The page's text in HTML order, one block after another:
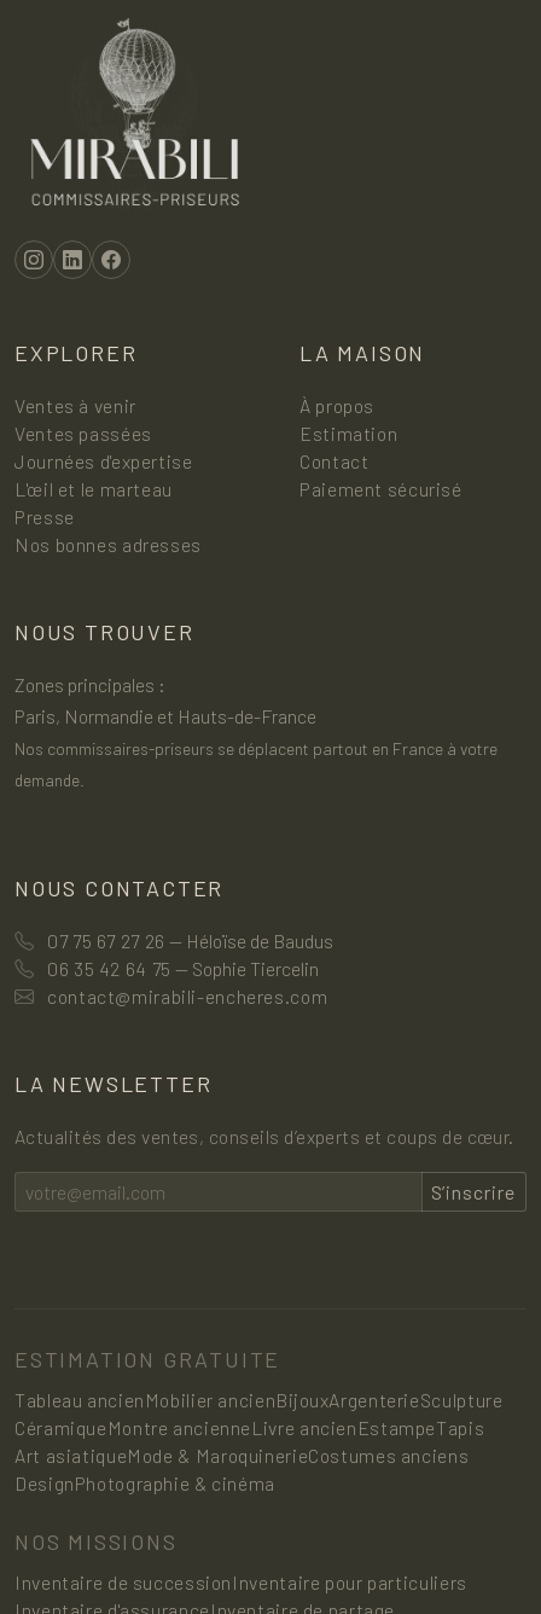
EXPLORER
Ventes à venir
Ventes passées
Journées d'expertise
L'œil et le marteau
Presse
Nos bonnes adresses
LA MAISON
À propos
Estimation
Contact
Paiement sécurisé
NOUS TROUVER
Zones principales :
Paris, Normandie et Hauts-de-France
Nos commissaires-priseurs se déplacent partout en France à votre
demande.
NOUS CONTACTER
07 75 67 27 26 — Héloïse de Baudus
06 35 42 64 75 — Sophie Tiercelin
contact@mirabili-encheres.com
LA NEWSLETTER
Actualités des ventes, conseils d’experts et coups de cœur.
S’inscrire
ESTIMATION GRATUITE
Tableau ancien Mobilier ancienBijouxArgenterieSculpture
Céramique Montre ancienne Livre ancien EstampeTapis
Art asiatiqueMode & MaroquinerieCostumes anciens
DesignPhotographie & cinéma
NOS MISSIONS
Inventaire de succession Inventaire pour particuliers